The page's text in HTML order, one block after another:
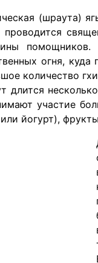
(шраута)
проводится
помощников.
огня, куда
количество
длится
участие
йогурт),